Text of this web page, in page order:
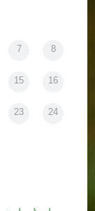
7 8
15 16
23 24